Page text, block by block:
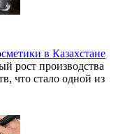
в Казахстане
рост производства
что стало одной из